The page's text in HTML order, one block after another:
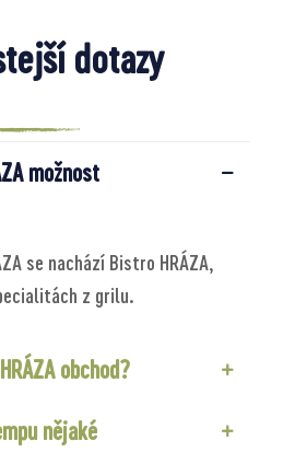
dotazy
možnost
se nachází Bistro HRÁZA,
z grilu.
obchod?
nějaké